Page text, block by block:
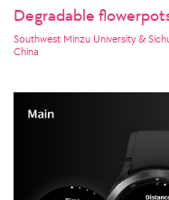
Degradable
Southwest Minzu University &
China